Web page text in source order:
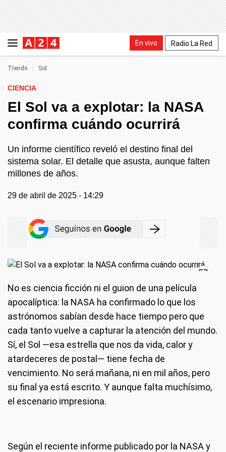
En vivo Radio La Red
Trends Sol
CIENCIA
El Sol va a explotar: la NASA
confirma cuándo ocurrirá
Un informe científico reveló el destino final del
sistema solar. El detalle que asusta, aunque falten
millones de años.
29 de abril de 2025 - 14:29
No es ciencia ficción ni el guion de una película
apocalíptica: la NASA ha confirmado lo que los
astrónomos sabían desde hace tiempo pero que
cada tanto vuelve a capturar la atención del mundo.
Sí, el Sol —esa estrella que nos da vida, calor y
atardeceres de postal— tiene fecha de
vencimiento. No será mañana, ni en mil años, pero
su final ya está escrito. Y aunque falta muchísimo,
el escenario impresiona.
Según el reciente informe publicado por la NASA y